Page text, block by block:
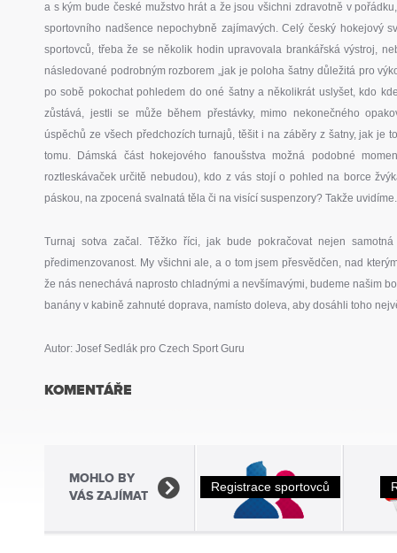
a s kým bude české mužstvo hrát a že jsou všichni zdravotně v
sportovního nadšence nepochybně zajímavých. Celý český hokejový
sportovců, třeba že se několik hodin upravovala brankářská výstroj,
následované podrobným rozborem „jak je poloha šatny důležitá pro
po sobě pokochat pohledem do oné šatny a několikrát uslyšet, kdo
zůstává, jestli se může během přestávky, mimo nekonečného
úspěchů ze všech předchozích turnajů, těšit i na záběry z šatny, jak je
tomu. Dámská část hokejového fanoušstva možná podobné
roztleskávaček určitě nebudou), kdo z vás stojí o pohled na borce
páskou, na zpocená svalnatá těla či na visící suspenzory? Takže
Turnaj sotva začal. Těžko říci, jak bude pokračovat nejen
předimenzovanost. My všichni ale, a o tom jsem přesvědčen, nad
že nás nenechává naprosto chladnými a nevšímavými, budeme našim
banány v kabině zahnuté doprava, namísto doleva, aby dosáhli toho
Autor: Josef Sedlák pro Czech Sport Guru
KOMENTÁŘE
MOHLO BY
VÁS ZAJÍMAT
Registrace sportovců